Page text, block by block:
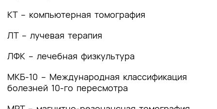
3. Лечение, включая медикаментозную и
обезболивание, медицинские показания и
лечения
4. Медицинская реабилитация и санаторно-
курортное лечение, медицинские показания и
КТ – компьютерная томография
ЛТ – лучевая терапия
ЛФК – лечебная физкультура
МКБ-10 – Международная классификация
болезней 10-го пересмотра